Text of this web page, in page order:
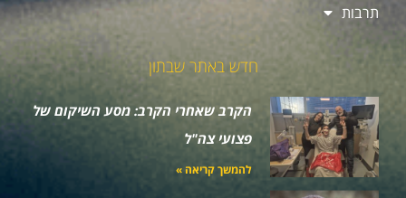
תרבות
חדש באתר שבתון
הקרב שאחרי הקרב: מסע השיקום של
פצועי צה"ל
להמשך קריאה »